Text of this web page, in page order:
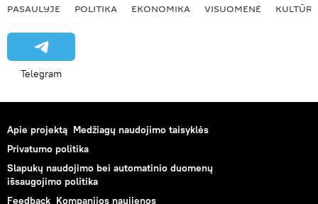
PASAULYJE POLITIKA EKONOMIKA VISUOMENĖ KULTŪRA
Telegram
Apie projektą Medžiagų naudojimo taisyklės
Privatumo politika
Slapukų naudojimo bei automatinio duomenų
išsaugojimo politika
Feedback Kompanijos naujienos